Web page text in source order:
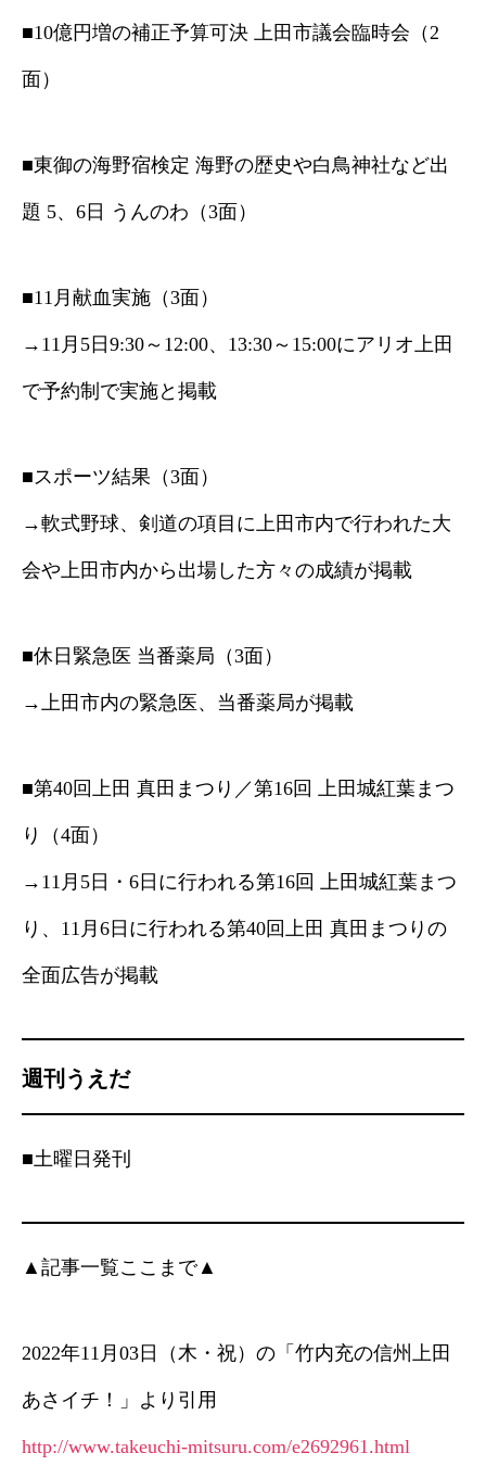
■10億円増の補正予算可決 上田市議会臨時会（2
面）
■東御の海野宿検定 海野の歴史や白鳥神社など出
題 5、6日 うんのわ（3面）
■11月献血実施（3面）
→11月5日9:30～12:00、13:30～15:00にアリオ上田
で予約制で実施と掲載
■スポーツ結果（3面）
→軟式野球、剣道の項目に上田市内で行われた大
会や上田市内から出場した方々の成績が掲載
■休日緊急医 当番薬局（3面）
→上田市内の緊急医、当番薬局が掲載
■第40回上田 真田まつり／第16回 上田城紅葉まつ
り（4面）
→11月5日・6日に行われる第16回 上田城紅葉まつ
り、11月6日に行われる第40回上田 真田まつりの
全面広告が掲載
週刊うえだ
■土曜日発刊
▲記事一覧ここまで▲
2022年11月03日（木・祝）の「竹内充の信州上田
あさイチ！」より引用
http://www.takeuchi-mitsuru.com/e2692961.html